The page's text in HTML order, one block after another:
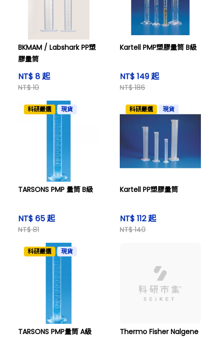
BKMAM / Labshark PP塑
膠量筒
NT$ 8 起
NT$ 10
Kartell PMP塑膠量筒 B級
NT$ 149 起
NT$ 186
科研嚴選 現貨
TARSONS PMP 量筒 B級
NT$ 65 起
NT$ 81
科研嚴選 現貨
Kartell PP塑膠量筒
NT$ 112 起
NT$ 140
科研嚴選 現貨
TARSONS PMP量筒 A級
Thermo Fisher Nalgene